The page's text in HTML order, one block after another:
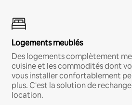
Logements meublés
Des logements complètement
cuisine et les commodités dont
vous installer confortablement
plus. C'est la solution de
location.